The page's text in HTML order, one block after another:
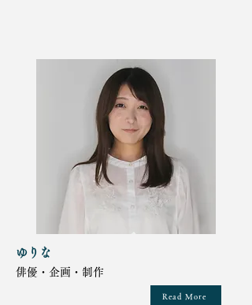
ゆりな
俳優・企画・制作
Read More